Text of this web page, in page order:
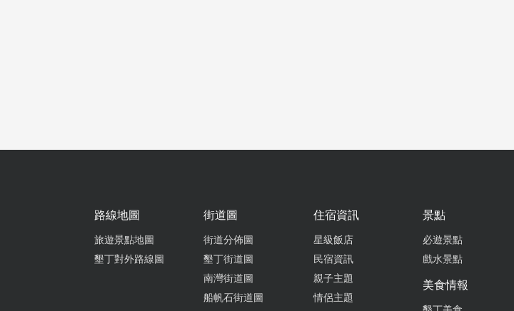
2019-09-06 17:28:50
加拿大進口松木作木屐好穿,還可以刻字, 穿起來比
歡穿木屐的人
路線地圖
旅遊景點地圖
墾丁對外路線圖
街道圖
街道分佈圖
墾丁街道圖
南灣街道圖
船帆石街道圖
住宿資訊
星級飯店
民宿資訊
親子主題
情侶主題
景點
必遊景點
戲水景點
美食情報